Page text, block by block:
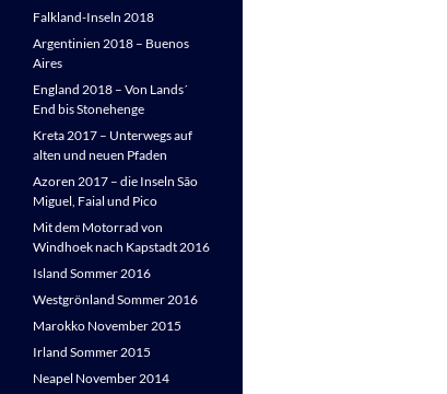
Falkland-Inseln 2018
Argentinien 2018 – Buenos
Aires
England 2018 – Von Lands´
End bis Stonehenge
Kreta 2017 – Unterwegs auf
alten und neuen Pfaden
Azoren 2017 – die Inseln São
Miguel, Faial und Pico
Mit dem Motorrad von
Windhoek nach Kapstadt 2016
Island Sommer 2016
Westgrönland Sommer 2016
Marokko November 2015
Irland Sommer 2015
Neapel November 2014